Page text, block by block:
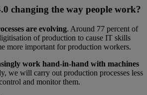
changing the way people work?
are evolving. Around 77 percent of
of production to cause IT skills
more important for production workers.
work hand-in-hand with machines
we will carry out production processes less
and monitor them.